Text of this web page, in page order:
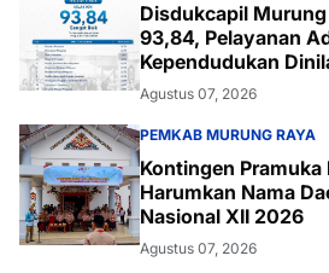
Disdukcapil
93,84, Pelayanan
Kependudukan
Agustus 07, 2026
PEMKAB MURUNG RAYA
Kontingen
Harumkan Nama
Nasional XII 2026
Agustus 07, 2026